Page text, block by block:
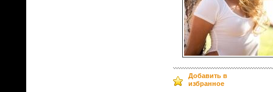
Добавить в
избранное